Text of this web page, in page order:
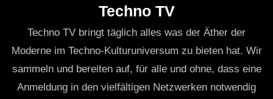
Techno TV
Techno TV bringt täglich alles was der Äther der
Moderne im Techno-Kulturuniversum zu bieten hat. Wir
sammeln und bereiten auf, für alle und ohne, dass eine
Anmeldung in den vielfältigen Netzwerken notwendig